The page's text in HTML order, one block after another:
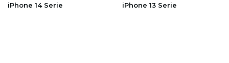
iPhone 14 Serie iPhone 13 Serie